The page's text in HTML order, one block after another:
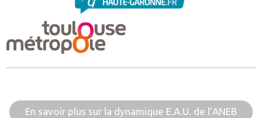
En savoir plus sur la dynamique E.A.U. de l’ANEB